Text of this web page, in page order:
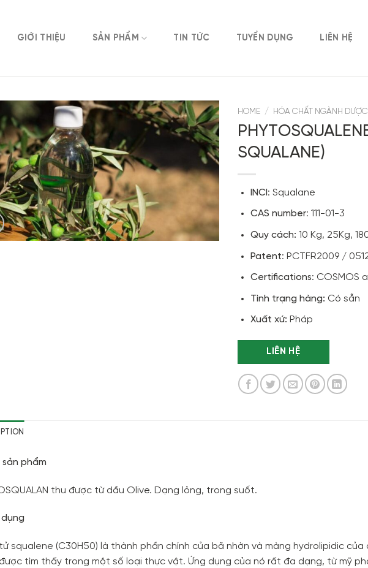
GIỚI THIỆU SẢN PHẨM TIN TỨC TUYỂN DỤNG LIÊN HỆ
HOME / HÓA CHẤT NGÀNH DƯỢC
SQUALANE)
INCI : Squalane
CAS number: 111-01-3
Quy cách: 10 Kg, 25Kg,
Patent: PCTFR2009 /
Certifications: COSMOS
Tình trạng hàng: Có sẵn
Xuất xứ: Pháp
LIÊN HỆ
sản phẩm
thu được từ dầu Olive. Dạng lỏng, trong suốt.
squalene (C30H50) là thành phần chính của bã nhờn và màng hydrolipidic
tìm thấy trong một số loại thực vật. Ứng dụng của nó rất đa dạng, từ mỹ